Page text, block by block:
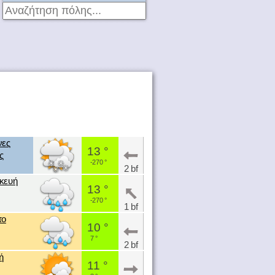
13 °
-270 °
2 bf
13 °
-270 °
1 bf
10 °
7 °
2 bf
11 °